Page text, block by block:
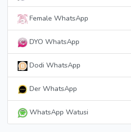
Female WhatsApp
DYO WhatsApp
Dodi WhatsApp
Der WhatsApp
WhatsApp Watusi